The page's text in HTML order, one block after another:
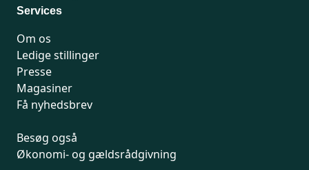
Services
Om os
Ledige stillinger
Presse
Magasiner
Få nyhedsbrev
Besøg også
Økonomi- og gældsrådgivning